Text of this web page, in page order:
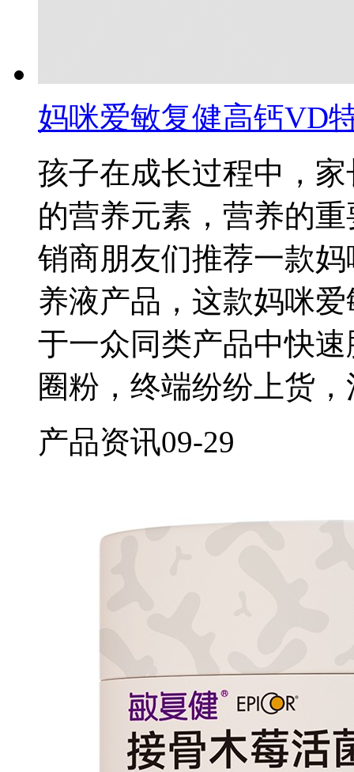
妈咪爱敏复健高钙VD
孩子在成长过程中，
的营养元素，营养的
销商朋友们推荐一款
养液产品，这款妈咪
于一众同类产品中快
圈粉，终端纷纷上货
产品资讯09-29